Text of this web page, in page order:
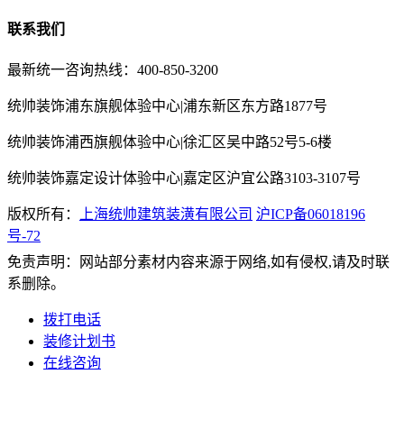
联系我们
最新统一咨询热线：400-850-3200
统帅装饰浦东旗舰体验中心|浦东新区东方路1877号
统帅装饰浦西旗舰体验中心|徐汇区吴中路52号5-6楼
统帅装饰嘉定设计体验中心|嘉定区沪宜公路3103-3107号
版权所有： 上海统帅建筑装潢有限公司 沪ICP备06018196
号-72
免责声明：网站部分素材内容来源于网络,如有侵权,请及时联
系删除。
拨打电话
装修计划书
在线咨询